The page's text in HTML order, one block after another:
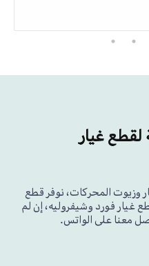
غيار
وزيوت المحركات، نوفر قطع
غيار فورد وشيفروليه، إن لم
معنا على الواتس.